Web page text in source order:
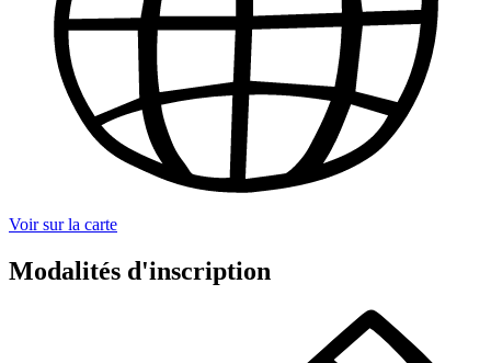
Voir sur la carte
Modalités d'inscription